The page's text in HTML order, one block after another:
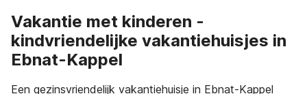
Vakantie met kinderen -
kindvriendelijke vakantiehuisjes in
Ebnat-Kappel
Een gezinsvriendelijk vakantiehuisje in Ebnat-Kappel